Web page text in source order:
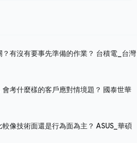
有沒有要事先準備的作業？ 台積電_台灣
考什麼樣的客戶應對情境題？ 國泰世華
像技術面還是行為面為主？ ASUS_華碩